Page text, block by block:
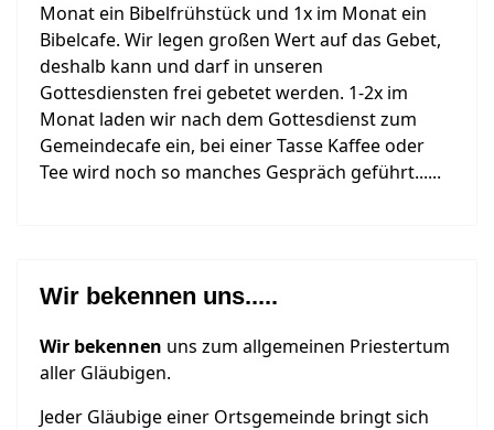
Monat ein Bibelfrühstück und 1x im Monat ein
Bibelcafe. Wir legen großen Wert auf das Gebet,
deshalb kann und darf in unseren
Gottesdiensten frei gebetet werden. 1-2x im
Monat laden wir nach dem Gottesdienst zum
Gemeindecafe ein, bei einer Tasse Kaffee oder
Tee wird noch so manches Gespräch geführt......
Wir bekennen uns.....
Wir bekennen uns zum allgemeinen Priestertum
aller Gläubigen.
Jeder Gläubige einer Ortsgemeinde bringt sich